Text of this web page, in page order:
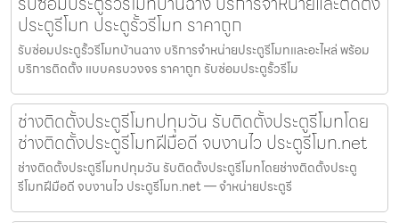
ประตูรีโมท ประตูรั้วรีโมท ราคาถูก
รับซ่อมประตูรั้วรีโมทบ้านฉาง บริการจำหน่ายประตูรีโมทและอะไหล่ พร้อม
บริการติดตั้ง แบบครบวงจร ราคาถูก รับซ่อมประตูรั้วรีโม
ช่างติดตั้งประตูรีโมทปทุมวัน รับติดตั้งประตูรีโมทโดย
ช่างติดตั้งประตูรีโมทฝีมือดี จบงานไว ประตูรีโมท.net
ช่างติดตั้งประตูรีโมทปทุมวัน รับติดตั้งประตูรีโมทโดยช่างติดตั้งประตู
รีโมทฝีมือดี จบงานไว ประตูรีโมท.net — จำหน่ายประตูรี